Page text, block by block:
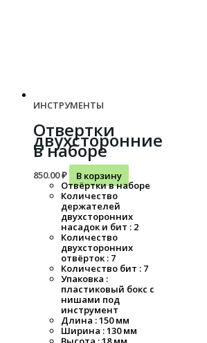
ИНСТРУМЕНТЫ
Отвертки
двухсторонние
в наборе
850.00₽
В корзину
Отвёртки в наборе
Количество
держателей
двухсторонних
насадок и бит : 2
Количество
двухсторонних
отвёрток : 7
Количество бит : 7
Упаковка :
пластиковый бокс с
нишами под
инструмент
Длина : 150 мм
Ширина : 130 мм